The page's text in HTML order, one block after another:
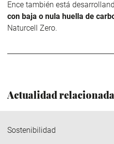
Ence también está
con baja o nula huella de
Naturcell Zero.
Actualidad relacionada
Sostenibilidad